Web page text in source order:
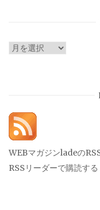
ア
WEBマガジンladeの
RSSリーダーで購読する